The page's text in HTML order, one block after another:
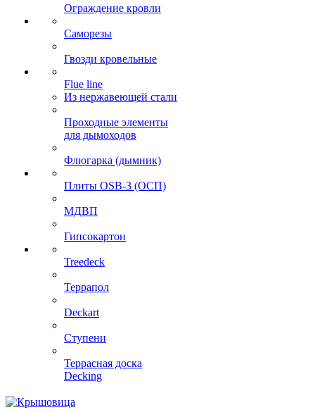
Ограждение кровли
Саморезы
Гвозди кровельные
Flue line
Из нержавеющей стали
Проходные элементы
для дымоходов
Флюгарка (дымник)
Плиты OSB-3 (ОСП)
МДВП
Гипсокартон
Treedeck
Террапол
Deckart
Ступени
Террасная доска
Decking